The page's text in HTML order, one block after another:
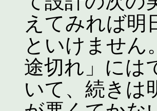
えてみれば明
といけません
途切れ」には
いて、続きは